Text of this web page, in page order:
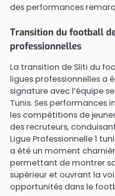
des performances
Transition du football
professionnelles
La transition de Sliti du
ligues professionnelles a
signature avec l’équipe
Tunis. Ses performances
les compétitions de
des recruteurs,
Ligue Professionnelle 1
a été un moment
permettant de montrer
supérieur et ouvrant la
opportunités dans le